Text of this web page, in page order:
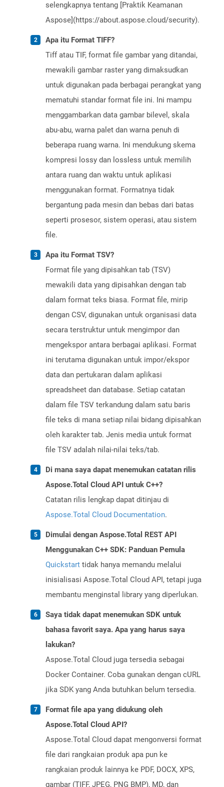
selengkapnya tentang [Praktik Keamanan
Aspose](https://about.aspose.cloud/security).
Apa itu Format TIFF?
Tiff atau TIF, format file gambar yang ditandai,
mewakili gambar raster yang dimaksudkan
untuk digunakan pada berbagai perangkat yang
mematuhi standar format file ini. Ini mampu
menggambarkan data gambar bilevel, skala
abu-abu, warna palet dan warna penuh di
beberapa ruang warna. Ini mendukung skema
kompresi lossy dan lossless untuk memilih
antara ruang dan waktu untuk aplikasi
menggunakan format. Formatnya tidak
bergantung pada mesin dan bebas dari batas
seperti prosesor, sistem operasi, atau sistem
file.
Apa itu Format TSV?
Format file yang dipisahkan tab (TSV)
mewakili data yang dipisahkan dengan tab
dalam format teks biasa. Format file, mirip
dengan CSV, digunakan untuk organisasi data
secara terstruktur untuk mengimpor dan
mengekspor antara berbagai aplikasi. Format
ini terutama digunakan untuk impor/ekspor
data dan pertukaran dalam aplikasi
spreadsheet dan database. Setiap catatan
dalam file TSV terkandung dalam satu baris
file teks di mana setiap nilai bidang dipisahkan
oleh karakter tab. Jenis media untuk format
file TSV adalah nilai-nilai teks/tab.
Di mana saya dapat menemukan catatan rilis
Aspose.Total Cloud API untuk C++?
Catatan rilis lengkap dapat ditinjau di
Aspose.Total Cloud Documentation.
Dimulai dengan Aspose.Total REST API
Menggunakan C++ SDK: Panduan Pemula
Quickstart tidak hanya memandu melalui
inisialisasi Aspose.Total Cloud API, tetapi juga
membantu menginstal library yang diperlukan.
Saya tidak dapat menemukan SDK untuk
bahasa favorit saya. Apa yang harus saya
lakukan?
Aspose.Total Cloud juga tersedia sebagai
Docker Container. Coba gunakan dengan cURL
jika SDK yang Anda butuhkan belum tersedia.
Format file apa yang didukung oleh
Aspose.Total Cloud API?
Aspose.Total Cloud dapat mengonversi format
file dari rangkaian produk apa pun ke
rangkaian produk lainnya ke PDF, DOCX, XPS,
gambar (TIFF, JPEG, PNG BMP), MD, dan